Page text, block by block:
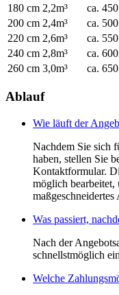
180 cm 2,2m³ ca.
200 cm 2,4m³ ca.
220 cm 2,6m³ ca.
240 cm 2,8m³ ca.
260 cm 3,0m³ ca.
Ablauf
Wie läuft der
Nachdem Sie sich
haben, stellen Sie
Kontaktformular.
möglich bearbeitet,
maßgeschneidertes
Was passiert,
Nach der
schnellstmöglich
Welche